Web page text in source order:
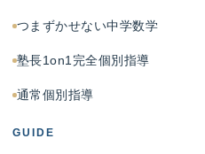
つまずかせない中学数学
塾長1on1完全個別指導
通常個別指導
GUIDE